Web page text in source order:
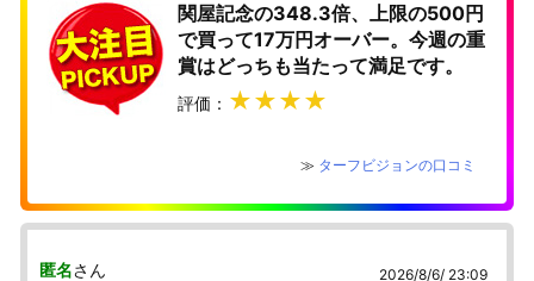
関屋記念の348.3倍、上限の500円
で買って17万円オーバー。今週の重
賞はどっちも当たって満足です。
評価： ★★★★
≫ ターフビジョンの口コミ
匿名さん 2026/8/6/ 23:09